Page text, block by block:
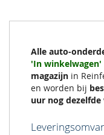
Alle auto-
'In winkelwagen'
magazijn in
en worden bij
uur nog